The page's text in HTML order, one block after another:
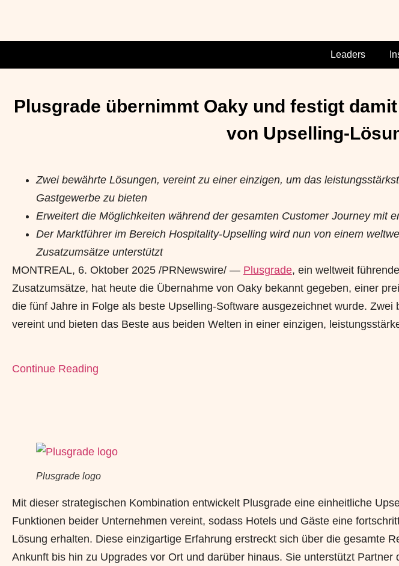
Leaders
Plusgrade übernimmt Oaky und festigt
von Upselling-
Zwei bewährte Lösungen, vereint zu einer einzigen, um das
Gastgewerbe zu bieten
Erweitert die Möglichkeiten während der gesamten Customer Journey mit
Der Marktführer im Bereich Hospitality-Upselling wird nun von einem
Zusatzumsätze unterstützt
MONTREAL, 6. Oktober 2025 /PRNewswire/ — Plusgrade, ein weltweit
Zusatzumsätze, hat heute die Übernahme von Oaky bekannt gegeben, einer
die fünf Jahre in Folge als beste Upselling-Software ausgezeichnet wurde. Zwei
vereint und bieten das Beste aus beiden Welten in einer einzigen,
Continue Reading
Plusgrade logo
Mit dieser strategischen Kombination entwickelt Plusgrade eine einheitliche
Funktionen beider Unternehmen vereint, sodass Hotels und Gäste eine
Lösung erhalten. Diese einzigartige Erfahrung erstreckt sich über die gesamte
Ankunft bis hin zu Upgrades vor Ort und darüber hinaus. Sie unterstützt Partner